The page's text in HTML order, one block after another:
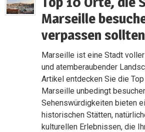
Marseille
verpassen sollten
Marseille ist eine Stadt
und atemberaubender
Artikel entdecken Sie die
Marseille unbedingt
Sehenswürdigkeiten bieten
historischen Stätten,
kulturellen Erlebnissen, die